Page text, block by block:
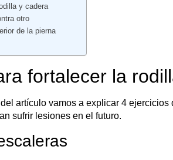
y cadera
otro
de la pierna
fortalecer la
artículo vamos a explicar 4 ejercicios
sufrir lesiones en el futuro.